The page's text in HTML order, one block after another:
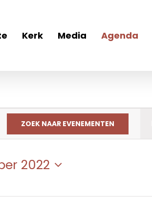
Kerk Media Agenda
ZOEK NAAR EVENEMENTEN
2022